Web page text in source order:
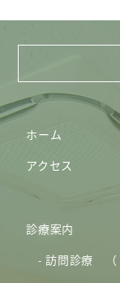
ホーム
アクセス
診療案内
訪問診療